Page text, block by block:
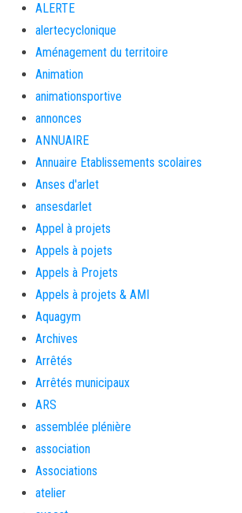
ALERTE
alertecyclonique
Aménagement du territoire
Animation
animationsportive
annonces
ANNUAIRE
Annuaire Etablissements scolaires
Anses d'arlet
ansesdarlet
Appel à projets
Appels à pojets
Appels à Projets
Appels à projets & AMI
Aquagym
Archives
Arrêtés
Arrêtés municipaux
ARS
assemblée plénière
association
Associations
atelier